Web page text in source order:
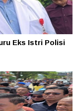
Eks Istri Polisi